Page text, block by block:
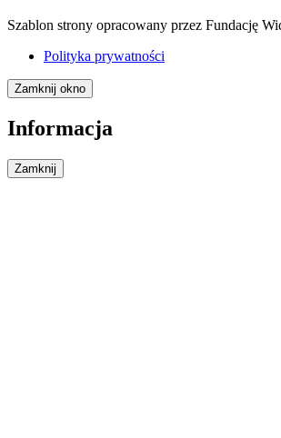
Szablon strony opracowany przez Fundację
Polityka prywatności
Zamknij okno
Informacja
Zamknij